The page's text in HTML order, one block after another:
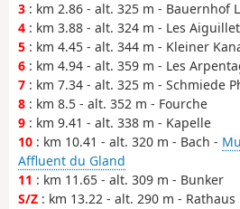
3 : km 2.86 - alt. 325 m - Bauernhof
4 : km 3.88 - alt. 324 m - Les
5 : km 4.45 - alt. 344 m - Kleiner
6 : km 4.94 - alt. 359 m - Les
7 : km 7.34 - alt. 325 m - Schmiede
8 : km 8.5 - alt. 352 m - Fourche
9 : km 9.41 - alt. 338 m - Kapelle
10 : km 10.41 - alt. 320 m - Bach -
Affluent du Gland
11 : km 11.65 - alt. 309 m - Bunker
S/Z : km 13.22 - alt. 290 m - Rathaus